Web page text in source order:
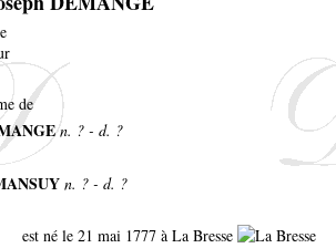
de
n. ? - d. ?
n. ? - d. ?
est né le 21 mai 1777 à La Bresse